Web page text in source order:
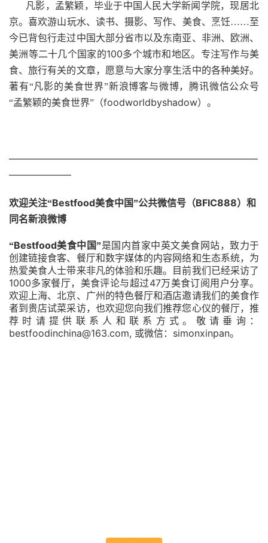
凡影，孟繁颖，毕业于中国人民大学新闻学院，现居北
京。喜欢游山玩水、读书、摄影、写作、美食、烹饪……至
今已背包行走过中国大部分省市以及东南亚、非洲、欧洲、
美洲等二十几个国家的100多个城市和地区。专注写作与美
食、旅行有关的文章，愿意与大家分享生活中的各种美好。
著有“凡影的美食世界”新浪博客与微博，腾讯微信公众号
“孟繁颖的美食世界”（foodworldbyshadow） 。
——————————————————————————
——————–
欢迎关注“Bestfood美食中国”公共微信号（BFIC888）和
同名新浪微博
“Bestfood美食中国”是国内首家中英文美食网站，致力于
创建链接食客、餐厅和数字媒体的内容网络和生态系统，为
热爱美食人士带来非凡的体验和乐趣。目前我们已经采访了
1000多家餐厅，美食评论与超过47万美食订阅用户分享。
欢迎上海、北京、广州的特色餐厅和酒店邀请我们的美食作
者到贵店试菜采访，也欢迎您向我们推荐您心仪的餐厅，推
荐时请提供联系人和联系方式。敬请垂询：
bestfoodinchina@163.com, 或微信： simonxinpan。